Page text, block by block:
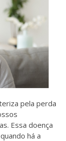
pela perda
Essa doença
há a